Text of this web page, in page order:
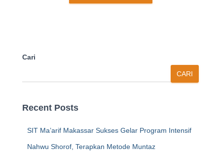
Cari
CARI
Recent Posts
SIT Ma’arif Makassar Sukses Gelar Program Intensif
Nahwu Shorof, Terapkan Metode Muntaz